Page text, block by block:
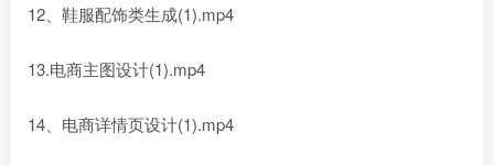
12、鞋服配饰类生成(1).mp4
13.电商主图设计(1).mp4
14、电商详情页设计(1).mp4